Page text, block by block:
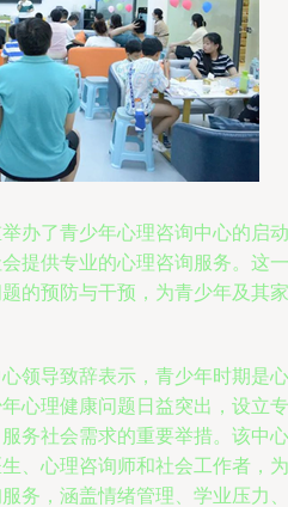
办了青少年心理咨询中心的启动
提供专业的心理咨询服务。这一
的预防与干预，为青少年及其家
领导致辞表示，青少年时期是心
心理健康问题日益突出，设立专
务社会需求的重要举措。该中心
、心理咨询师和社会工作者，为
务，涵盖情绪管理、学业压力、